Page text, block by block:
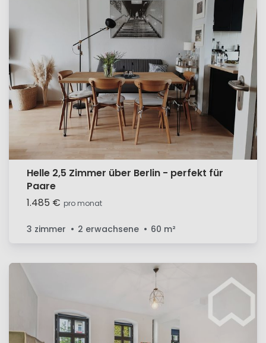
Helle 2,5 Zimmer über Berlin - perfekt für
Paare
1.485 € pro monat
3 zimmer 2 erwachsene 60 m²